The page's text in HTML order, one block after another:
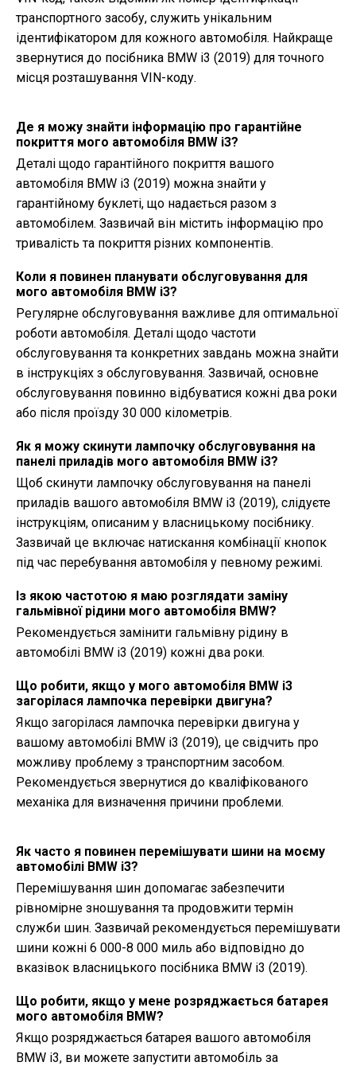
транспортного засобу, служить унікальним
ідентифікатором для кожного автомобіля. Найкраще
звернутися до посібника BMW i3 (2019) для точного
місця розташування VIN-коду.
Де я можу знайти інформацію про гарантійне
покриття мого автомобіля BMW i3?
Деталі щодо гарантійного покриття вашого
автомобіля BMW i3 (2019) можна знайти у
гарантійному буклеті, що надається разом з
автомобілем. Зазвичай він містить інформацію про
тривалість та покриття різних компонентів.
Коли я повинен планувати обслуговування для
мого автомобіля BMW i3?
Регулярне обслуговування важливе для оптимальної
роботи автомобіля. Деталі щодо частоти
обслуговування та конкретних завдань можна знайти
в інструкціях з обслуговування. Зазвичай, основне
обслуговування повинно відбуватися кожні два роки
або після проїзду 30 000 кілометрів.
Як я можу скинути лампочку обслуговування на
панелі приладів мого автомобіля BMW i3?
Щоб скинути лампочку обслуговування на панелі
приладів вашого автомобіля BMW i3 (2019), слідуєте
інструкціям, описаним у власницькому посібнику.
Зазвичай це включає натискання комбінації кнопок
під час перебування автомобіля у певному режимі.
Із якою частотою я маю розглядати заміну
гальмівної рідини мого автомобіля BMW?
Рекомендується замінити гальмівну рідину в
автомобілі BMW i3 (2019) кожні два роки.
Що робити, якщо у мого автомобіля BMW i3
загорілася лампочка перевірки двигуна?
Якщо загорілася лампочка перевірки двигуна у
вашому автомобілі BMW i3 (2019), це свідчить про
можливу проблему з транспортним засобом.
Рекомендується звернутися до кваліфікованого
механіка для визначення причини проблеми.
Як часто я повинен перемішувати шини на моєму
автомобілі BMW i3?
Перемішування шин допомагає забезпечити
рівномірне зношування та продовжити термін
служби шин. Зазвичай рекомендується перемішувати
шини кожні 6 000-8 000 миль або відповідно до
вказівок власницького посібника BMW i3 (2019).
Що робити, якщо у мене розряджається батарея
мого автомобіля BMW?
Якщо розряджається батарея вашого автомобіля
BMW i3, ви можете запустити автомобіль за